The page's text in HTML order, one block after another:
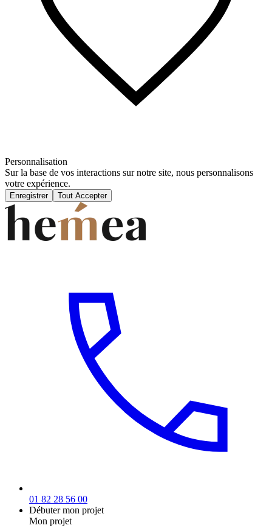
Personnalisation
Sur la base de vos interactions sur notre site, nous personnalisons
votre expérience.
Enregistrer Tout Accepter
01 82 28 56 00
Débuter mon projet
Mon projet